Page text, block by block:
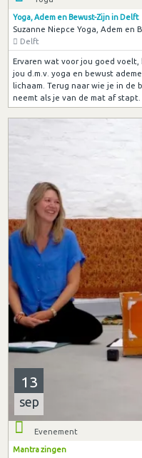
Yoga, Adem en Bewust-Zijn in Delft
Suzanne Niepce Yoga, Adem en
Delft
Ervaren wat voor jou goed voelt,
jou d.m.v. yoga en bewust
lichaam. Terug naar wie je in de
neemt als je van de mat af stapt.
13
sep
Evenement
Mantra zingen